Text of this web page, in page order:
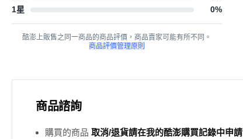
1星
0%
酷澎上販售之同一商品的商品評價，商品賣家可能有所不同。
商品評價管理原則
商品諮詢
購買的商品 取消/退貨請在我的酷澎購買記錄中申請